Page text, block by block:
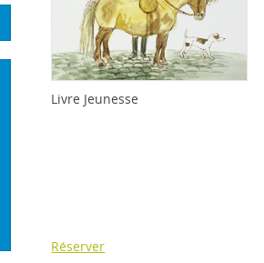
Livre Jeunesse
Réserver